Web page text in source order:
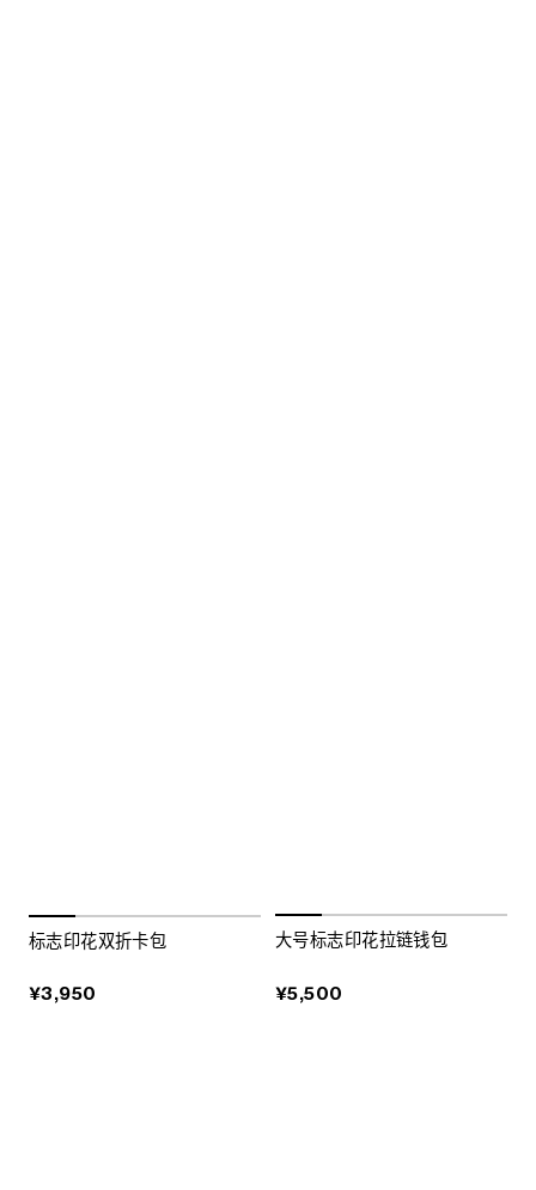
标志印花双折卡包
¥3,950
大号标志印花拉链钱包
¥5,500